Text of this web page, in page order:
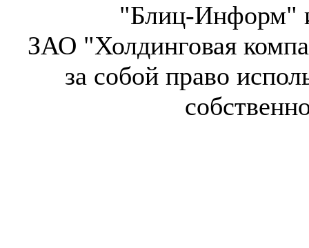
"Блиц-Информ"
ЗАО "Холдинговая
за собой право